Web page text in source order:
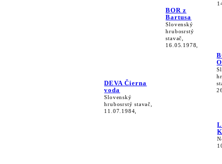
DEVA Čierna
voda
Slovenský
hrubosrstý stavač,
11.07.1984,
BOR z
Bartusa
Slovenský
hrubosrstý
stavač,
16.05.1978,